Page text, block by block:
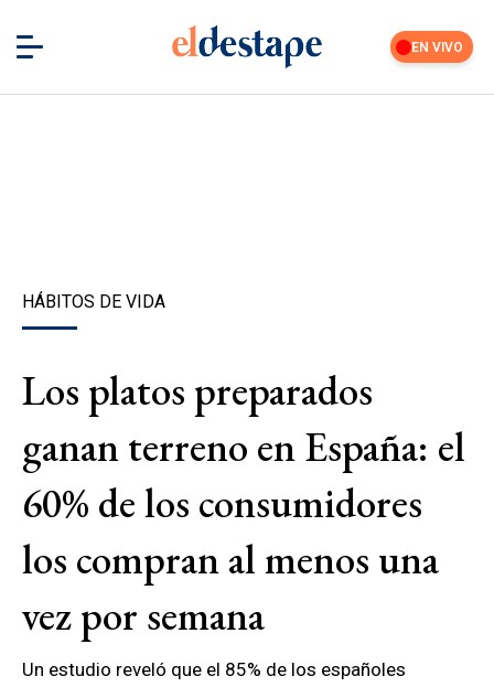
EN VIVO
HÁBITOS DE VIDA
Los platos preparados
ganan terreno en España: el
60% de los consumidores
los compran al menos una
vez por semana
Un estudio reveló que el 85% de los españoles